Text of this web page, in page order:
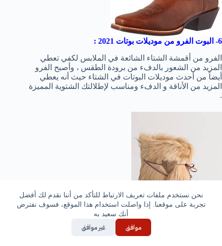
نحن نستخدم ملفات تعريف الارتباط للتأكد من أننا نقدم لك أفضل
تجربة على موقعنا. إذا واصلت استخدام هذا الموقع، فسوف نفترض
أنك سعيد به
موافق غير موافق
6- البوت الفرو من موديلات بوتات 2021 :
الفرو من أقمشة الشتاء الشائعة في الملابس لكفي تعطي
المزيد من الشعور بالدفء من برودة الطقس ، وأصبح الفرو
أيضاً من أحدث موديلات البوتات في الشتاء حيث أنه يعطي
المزيد من الأناقة و الدفء ومناسب لإطلالتك الشتوية المميزة
.